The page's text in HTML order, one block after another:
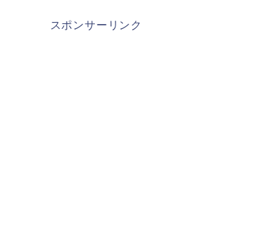
スポンサーリンク